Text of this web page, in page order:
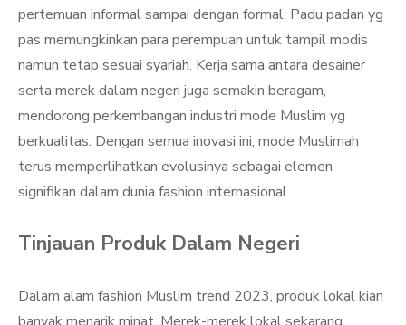
pertemuan informal sampai dengan formal. Padu padan yg
pas memungkinkan para perempuan untuk tampil modis
namun tetap sesuai syariah. Kerja sama antara desainer
serta merek dalam negeri juga semakin beragam,
mendorong perkembangan industri mode Muslim yg
berkualitas. Dengan semua inovasi ini, mode Muslimah
terus memperlihatkan evolusinya sebagai elemen
signifikan dalam dunia fashion internasional.
Tinjauan Produk Dalam Negeri
Dalam alam fashion Muslim trend 2023, produk lokal kian